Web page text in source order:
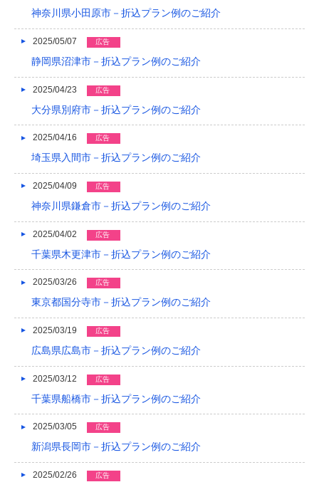
2015/07
2015/05
2015/01
2014/12
2014/11
2014/07
2014/06
2014/05
2014/04
2014/03
2014/02
2014/01
2013/12
2013/11
2013/10
神奈川県小田原市－折込プラン例のご紹介
2025/05/07 広告
静岡県沼津市－折込プラン例のご紹介
2025/04/23 広告
大分県別府市－折込プラン例のご紹介
2025/04/16 広告
埼玉県入間市－折込プラン例のご紹介
2025/04/09 広告
神奈川県鎌倉市－折込プラン例のご紹介
2025/04/02 広告
千葉県木更津市－折込プラン例のご紹介
2025/03/26 広告
東京都国分寺市－折込プラン例のご紹介
2025/03/19 広告
広島県広島市－折込プラン例のご紹介
2025/03/12 広告
千葉県船橋市－折込プラン例のご紹介
2025/03/05 広告
新潟県長岡市－折込プラン例のご紹介
2025/02/26 広告